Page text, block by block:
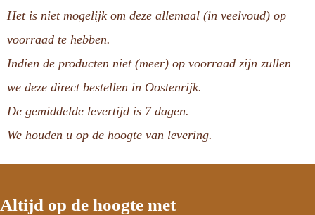
Het is niet mogelijk om deze allemaal (in veelvoud) op
voorraad te hebben.
Indien de producten niet (meer) op voorraad zijn zullen
we deze direct bestellen in Oostenrijk.
De gemiddelde levertijd is 7 dagen.
We houden u op de hoogte van levering.
Altijd op de hoogte met